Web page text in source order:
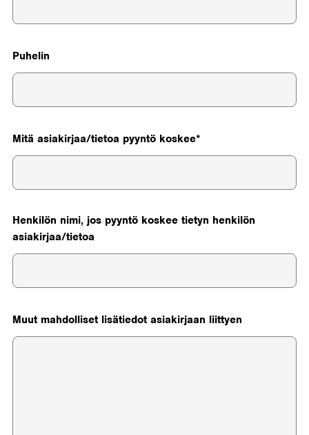
Puhelin
Mitä asiakirjaa/tietoa pyyntö koskee
Henkilön nimi, jos pyyntö koskee tietyn henkilön
asiakirjaa/tietoa
Muut mahdolliset lisätiedot asiakirjaan liittyen